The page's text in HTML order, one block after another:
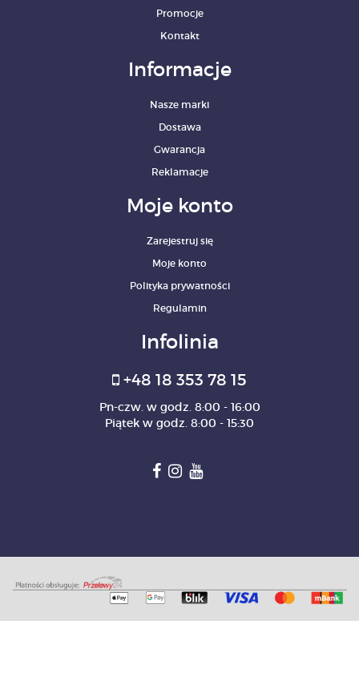
Promocje
Kontakt
Informacje
Nasze marki
Dostawa
Gwarancja
Reklamacje
Moje konto
Zarejestruj się
Moje konto
Polityka prywatności
Regulamin
Infolinia
+48 18 353 78 15
Pn-czw. w godz. 8:00 - 16:00
Piątek w godz. 8:00 - 15:30